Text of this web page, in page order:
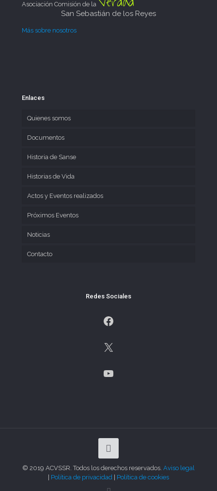
Asociación Comisión de la
San Sebastián de los Reyes
Más sobre nosotros
Enlaces
Quienes somos
Documentos
Historia de Sanse
Historias de Vida
Actos y Eventos realizados
Próximos Eventos
Noticias
Contacto
Redes Sociales
Facebook
X
YouTube
© 2019 ACVSSR. Todos los derechos reservados. Aviso legal
Política de privacidad Política de cookies